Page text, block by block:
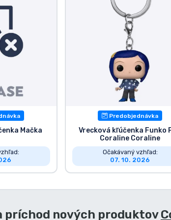
Mačka
Predobjednávka
Vrecková kľúčenka Funko
Coraline Coraline
Očakávaný vzhľad:
07. 10. 2026
príchod nových produktov